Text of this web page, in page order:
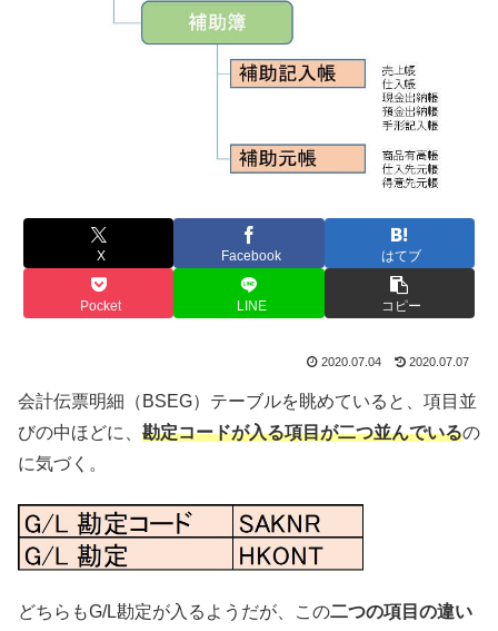
X Facebook はてブ
Pocket LINE コピー
2020.07.04 2020.07.07
会計伝票明細（BSEG）テーブルを眺めていると、項目並
びの中ほどに、 勘定コードが入る項目が二つ並んでいるの
に気づく。
どちらもG/L勘定が入るようだが、この二つの項目の違い